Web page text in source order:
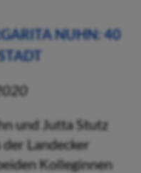
NUHN: 40
und Jutta Stutz
Landecker
Kolleginnen